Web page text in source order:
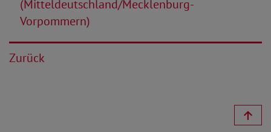
(Mitteldeutschland/Mecklenburg-
Vorpommern)
Zurück